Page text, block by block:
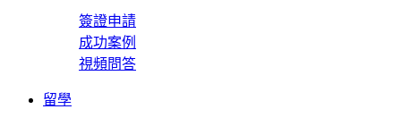
簽證申請
成功案例
視頻問答
留學